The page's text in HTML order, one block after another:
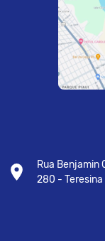
Rua Benjamin
280 - Teresina